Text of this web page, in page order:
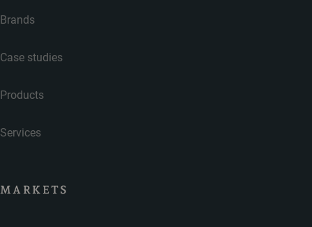
Brands
Case studies
Products
Services
MARKETS